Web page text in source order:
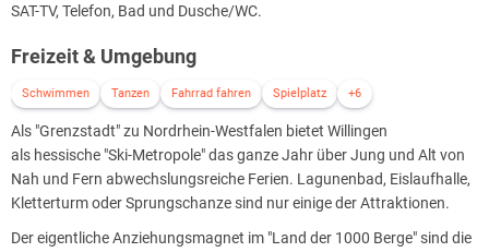
SAT-TV, Telefon, Bad und Dusche/WC.
Freizeit & Umgebung
Schwimmen Tanzen Fahrrad fahren Spielplatz +6
Als "Grenzstadt" zu Nordrhein-Westfalen bietet Willingen
als hessische "Ski-Metropole" das ganze Jahr über Jung und Alt von
Nah und Fern abwechslungsreiche Ferien. Lagunenbad, Eislaufhalle,
Kletterturm oder Sprungschanze sind nur einige der Attraktionen.
Der eigentliche Anziehungsmagnet im "Land der 1000 Berge" sind die